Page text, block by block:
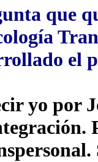
que
el
yo por